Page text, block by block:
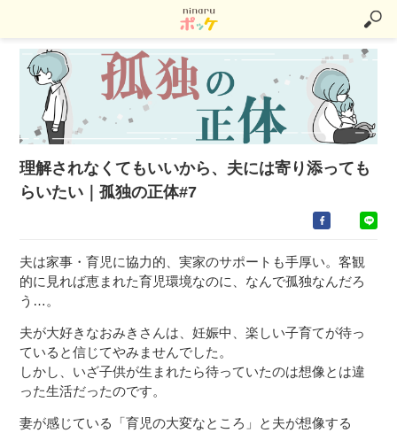
理解されなくてもいいから、夫には寄り添っても
らいたい｜孤独の正体#7
夫は家事・育児に協力的、実家のサポートも手厚い。客観
的に見れば恵まれた育児環境なのに、なんで孤独なんだろ
う…。
夫が大好きなおみきさんは、妊娠中、楽しい子育てが待っ
ていると信じてやみませんでした。
しかし、いざ子供が生まれたら待っていたのは想像とは違
った生活だったのです。
妻が感じている「育児の大変なところ」と夫が想像する